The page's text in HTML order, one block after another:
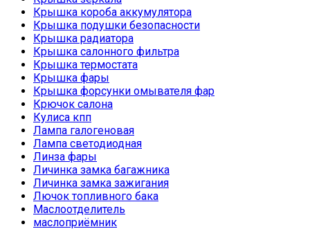
Крышка короба аккумулятора
Крышка подушки безопасности
Крышка радиатора
Крышка салонного фильтра
Крышка термостата
Крышка фары
Крышка форсунки омывателя фар
Крючок салона
Кулиса кпп
Лампа галогеновая
Лампа светодиодная
Линза фары
Личинка замка багажника
Личинка замка зажигания
Лючок топливного бака
Маслоотделитель
маслоприёмник